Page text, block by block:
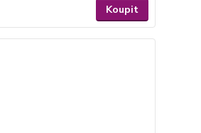
Koupit